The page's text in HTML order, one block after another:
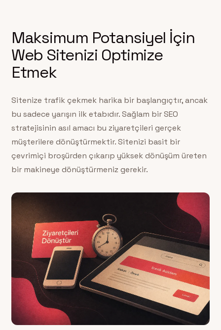
Maksimum Potansiyel İçin
Web Sitenizi Optimize
Etmek
Sitenize trafik çekmek harika bir başlangıçtır, ancak
bu sadece yarışın ilk etabıdır. Sağlam bir SEO
stratejisinin asıl amacı bu ziyaretçileri gerçek
müşterilere dönüştürmektir. Sitenizi basit bir
çevrimiçi broşürden çıkarıp yüksek dönüşüm üreten
bir makineye dönüştürmeniz gerekir.